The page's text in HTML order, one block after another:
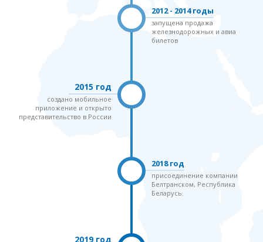
2012 - 2014 годы
запущена продажа
железнодорожных и авиа
билетов
2015 год
создано мобильное
приложение и открыто
представительство в России
2018 год
присоединение компании
Белтранском, Республика
Беларусь.
2019 год